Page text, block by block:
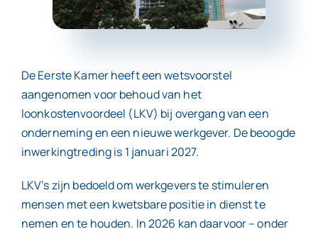
Werken bij
Contact
De Eerste Kamer heeft een wetsvoorstel
aangenomen voor behoud van het
loonkostenvoordeel (LKV) bij overgang van een
onderneming en een nieuwe werkgever. De beoogde
inwerkingtreding is 1 januari 2027.
LKV’s zijn bedoeld om werkgevers te stimuleren
mensen met een kwetsbare positie in dienst te
nemen en te houden. In 2026 kan daarvoor – onder